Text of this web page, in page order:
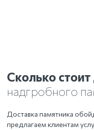
Сколько стоит
надгробного
Доставка памятника
предлагаем клиентам